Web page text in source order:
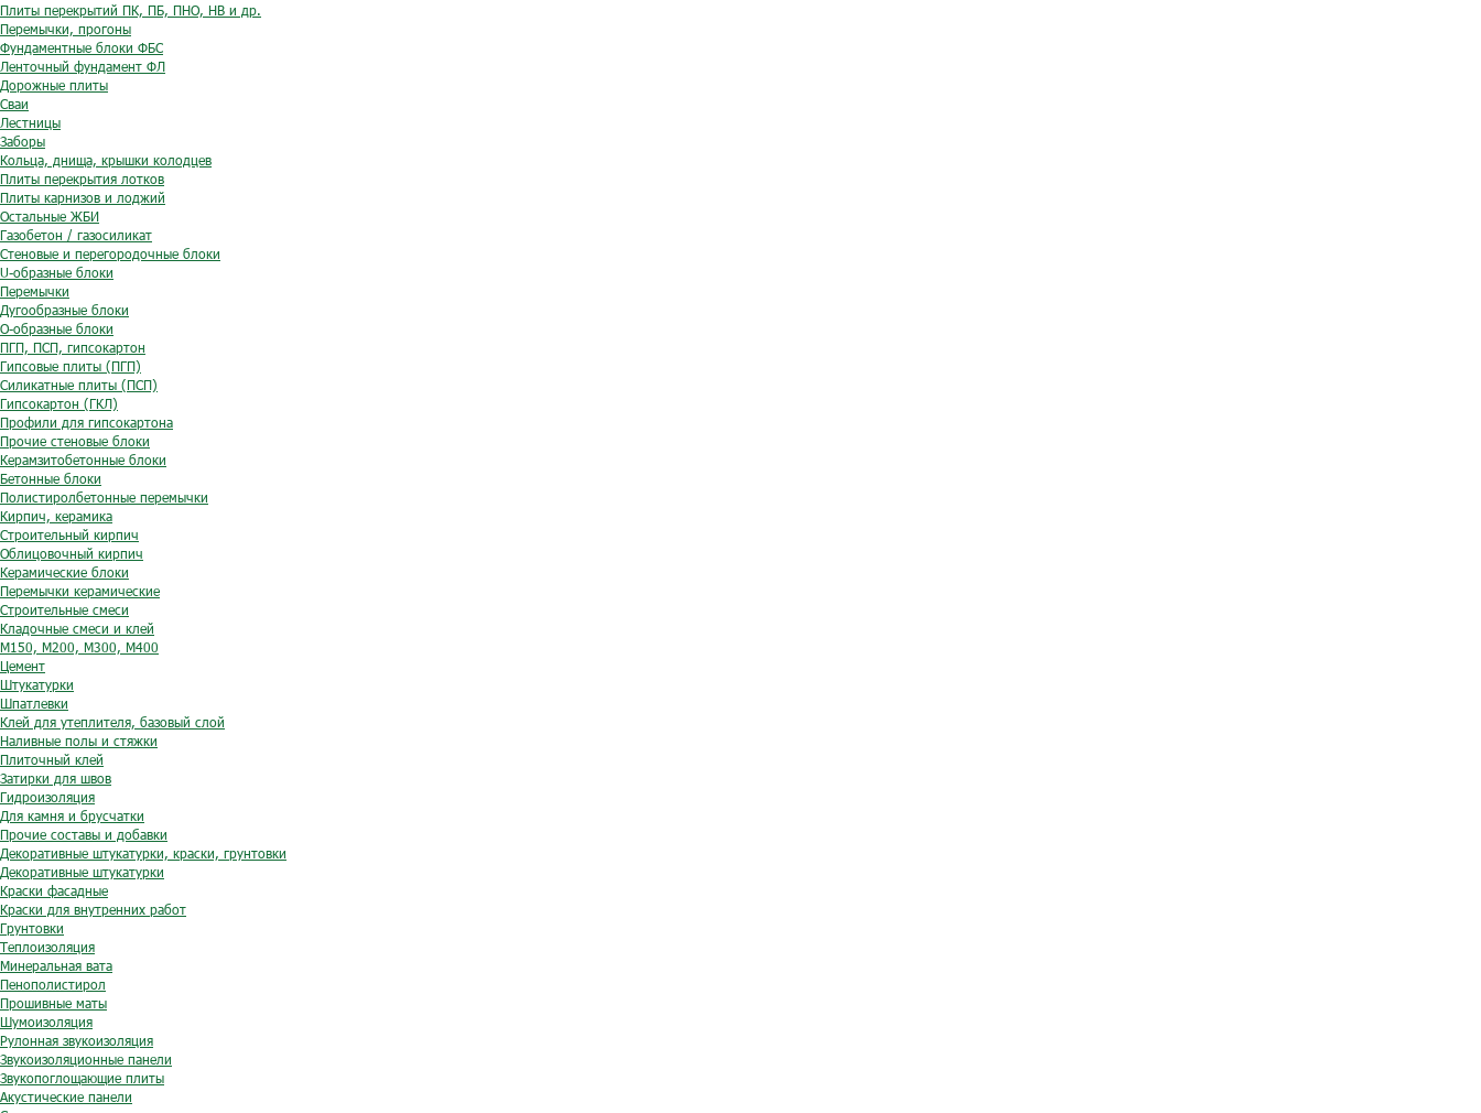
Плиты перекрытий ПК, ПБ, ПНО, НВ и др.
Перемычки, прогоны
Фундаментные блоки ФБС
Ленточный фундамент ФЛ
Дорожные плиты
Сваи
Лестницы
Заборы
Кольца, днища, крышки колодцев
Плиты перекрытия лотков
Плиты карнизов и лоджий
Остальные ЖБИ
Газобетон / газосиликат
Стеновые и перегородочные блоки
U-образные блоки
Перемычки
Дугообразные блоки
O-образные блоки
ПГП, ПСП, гипсокартон
Гипсовые плиты (ПГП)
Силикатные плиты (ПСП)
Гипсокартон (ГКЛ)
Профили для гипсокартона
Прочие стеновые блоки
Керамзитобетонные блоки
Бетонные блоки
Полистиролбетонные перемычки
Кирпич, керамика
Строительный кирпич
Облицовочный кирпич
Керамические блоки
Перемычки керамические
Строительные смеси
Кладочные смеси и клей
М150, М200, М300, М400
Цемент
Штукатурки
Шпатлевки
Клей для утеплителя, базовый слой
Наливные полы и стяжки
Плиточный клей
Затирки для швов
Гидроизоляция
Для камня и брусчатки
Прочие составы и добавки
Декоративные штукатурки, краски, грунтовки
Декоративные штукатурки
Краски фасадные
Краски для внутренних работ
Грунтовки
Теплоизоляция
Минеральная вата
Пенополистирол
Прошивные маты
Шумоизоляция
Рулонная звукоизоляция
Звукоизоляционные панели
Звукопоглощающие плиты
Акустические панели